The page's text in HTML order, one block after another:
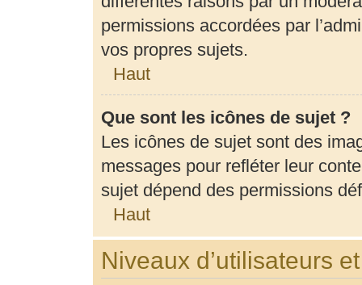
permissions accordées par
vos propres sujets.
Haut
Que sont les icônes de sujet ?
Les icônes de sujet sont des
messages pour refléter leur
sujet dépend des permissions
Haut
Niveaux d’utilisateurs